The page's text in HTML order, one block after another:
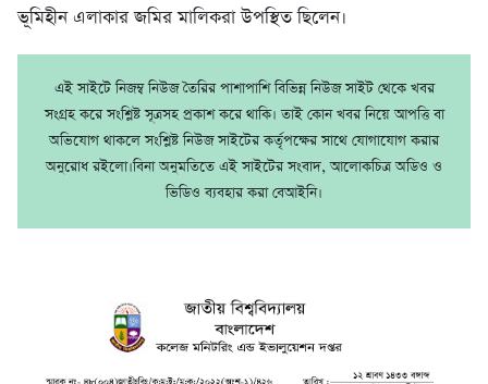
ভূমিহীন এলাকার জমির মালিকরা উপস্থিত ছিলেন।
এই সাইটে নিজম্ব নিউজ তৈরির পাশাপাশি বিভিন্ন নিউজ সাইট থেকে খবর
সংগ্রহ করে সংশ্লিষ্ট সূত্রসহ প্রকাশ করে থাকি। তাই কোন খবর নিয়ে আপত্তি বা
অভিযোগ থাকলে সংশ্লিষ্ট নিউজ সাইটের কর্তৃপক্ষের সাথে যোগাযোগ করার
অনুরোধ রইলো।বিনা অনুমতিতে এই সাইটের সংবাদ, আলোকচিত্র অডিও ও
ভিডিও ব্যবহার করা বেআইনি।